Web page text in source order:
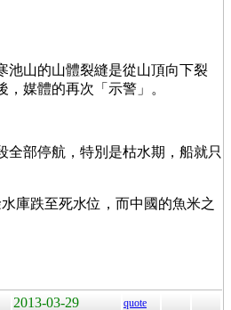
池山的山體裂縫是從山頂向下裂
媒體的再次「示警」。
部停航，特別是枯水期，船就只
庫跌至死水位，而中國的魚米之
2013-03-29 quote